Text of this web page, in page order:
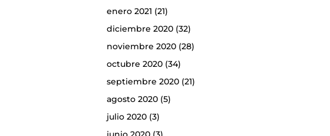
enero 2021 (21)
diciembre 2020(32)
noviembre 2020(28)
octubre 2020(34)
septiembre 2020(21)
agosto 2020(5)
julio 2020(3)